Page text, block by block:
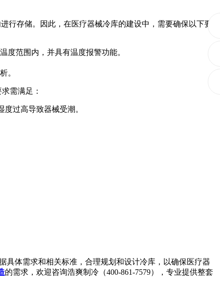
存储。因此，在医疗器械冷库的建设中，需要确保以下要
度范围内，并具有温度报警功能。
。
需满足：
过高导致器械受潮。
具体需求和相关标准，合理规划和设计冷库，以确保医疗器
的需求，欢迎咨询浩爽制冷（400-861-7579），专业提供整套